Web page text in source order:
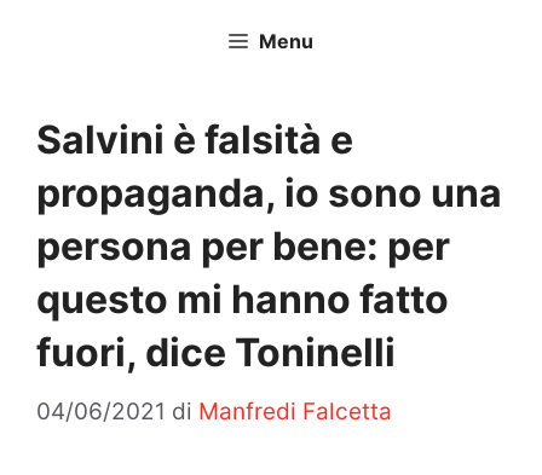
Menu
Salvini è falsità e
propaganda, io sono una
persona per bene: per
questo mi hanno fatto
fuori, dice Toninelli
04/06/2021 di Manfredi Falcetta